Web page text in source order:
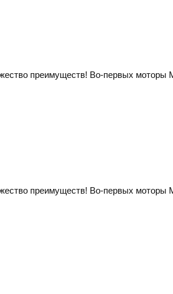
преимуществ! Во-первых моторы
преимуществ! Во-первых моторы